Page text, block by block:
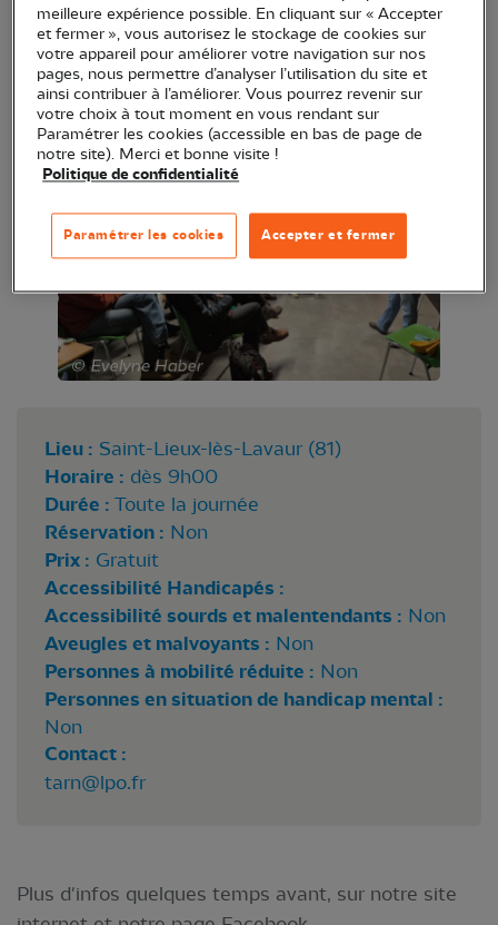
Une fois par an, la fête de l’association
réunit les adhérents, bénévoles et salariés pour une
grande journée ponctuée d’animations et de
moments de convivialité.
Lieu : Saint-Lieux-lès-Lavaur (81)
Horaire : dès 9h00
Durée : Toute la journée
Réservation : Non
Prix : Gratuit
Accessibilité Handicapés :
Accessibilité sourds et malentendants : Non
Aveugles et malvoyants : Non
Personnes à mobilité réduite : Non
Personnes en situation de handicap mental :
Non
Contact :
tarn@lpo.fr
Plus d'infos quelques temps avant, sur notre site
meilleure expérience possible. En cliquant sur « Accepter
et fermer », vous autorisez le stockage de cookies sur
votre appareil pour améliorer votre navigation sur nos
pages, nous permettre d’analyser l’utilisation du site et
ainsi contribuer à l’améliorer. Vous pourrez revenir sur
votre choix à tout moment en vous rendant sur
Paramétrer les cookies (accessible en bas de page de
notre site). Merci et bonne visite !
Politique de confidentialité
Accepter et fermer
Paramétrer les cookies